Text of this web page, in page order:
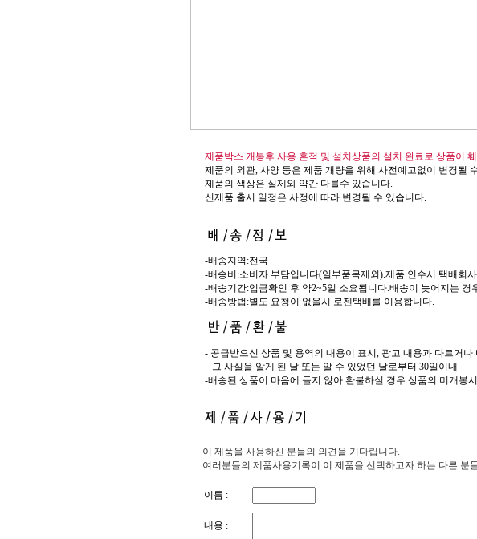
제품박스 개봉후 사용 흔적 및 설치상품의 설치 완료로 상품이
제품의 외관, 사양 등은 제품 개량을 위해 사전예고없이 변경될
제품의 색상은 실제와 약간 다를수 있습니다.
신제품 출시 일정은 사정에 따라 변경될 수 있습니다.
-배송지역:전국
-배송비:소비자 부담입니다(일부품목제외).제품 인수시 택배회
-배송기간:입금확인 후 약2~5일 소요됩니다.배송이 늦어지는 경
-배송방법:별도 요청이 없을시 로젠택배를 이용합니다.
- 공급받으신 상품 및 용역의 내용이 표시, 광고 내용과 다르거
그 사실을 알게 된 날 또는 알 수 있었던 날로부터 30일이내
-배송된 상품이 마음에 들지 않아 환불하실 경우 상품의 미개봉
이 제품을 사용하신 분들의 의견을 기다립니다.
여러분들의 제품사용기록이 이 제품을 선택하고자 하는 다른 분
이름 :
내용 :